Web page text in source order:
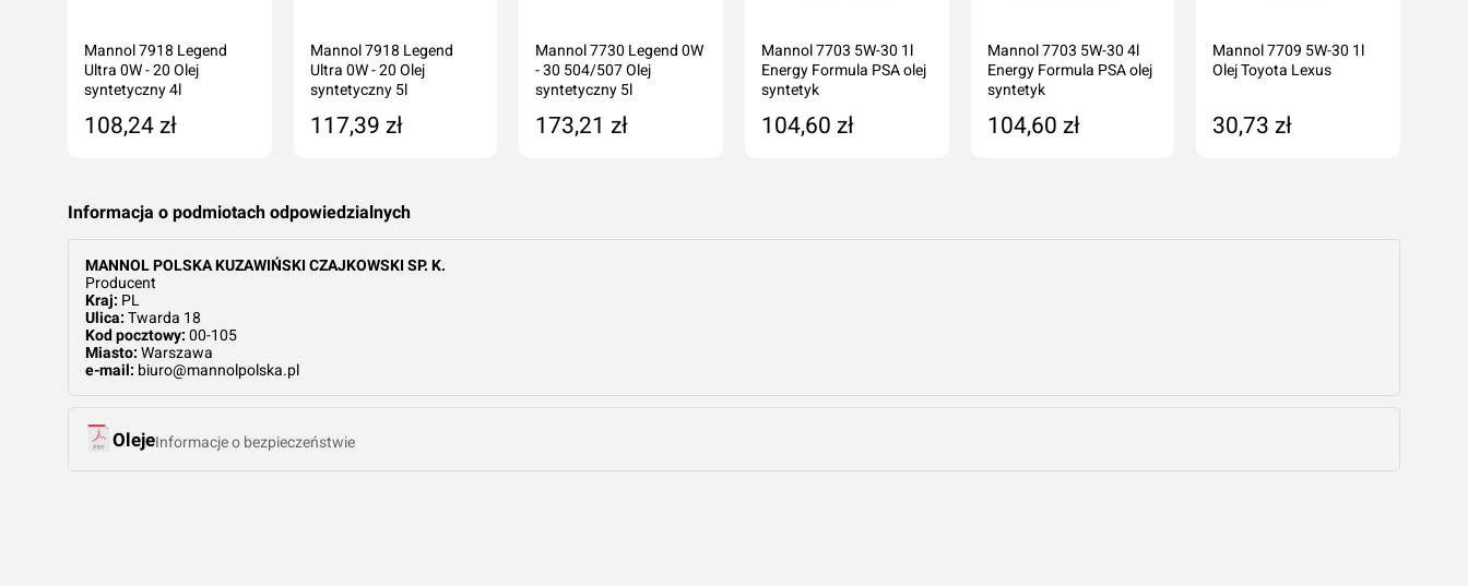
Mannol 7918 Legend
Ultra 0W - 20 Olej
syntetyczny 4l
108,24 zł
Mannol 7918 Legend
Ultra 0W - 20 Olej
syntetyczny 5l
117,39 zł
Mannol 7730 Legend 0W
- 30 504/507 Olej
syntetyczny 5l
173,21 zł
Mannol 7703 5W-30 1l
Energy Formula PSA olej
syntetyk
104,60 zł
Mannol 7703 5W-30 4l
Energy Formula PSA olej
syntetyk
104,60 zł
Mannol 7709 5W-30 1l
Olej Toyota Lexus
30,73 zł
Informacja o podmiotach odpowiedzialnych
MANNOL POLSKA KUZAWIŃSKI CZAJKOWSKI SP. K.
Producent
Kraj: PL
Ulica: Twarda 18
Kod pocztowy: 00-105
Miasto: Warszawa
e-mail: biuro@mannolpolska.pl
OlejeInformacje o bezpieczeństwie